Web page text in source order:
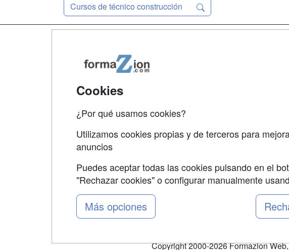
Cursos de técnico construcción
Grupo formazion:
Copyright 2000-2026 Formazion
Cookies
¿Por qué usamos cookies?
Utilizamos cookies propias y de terceros para
anuncios
Puedes aceptar todas las cookies pulsando en el
"Rechazar cookies" o configurar manualmente
Más opciones